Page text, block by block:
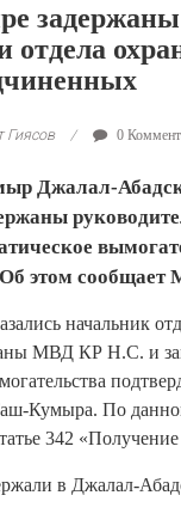
задержаны
отдела
Гиясов 0
Джалал-
Об этом
начальник
МВД КР Н.С. и
Кумыра. По
342 «Получение
в Джалал-